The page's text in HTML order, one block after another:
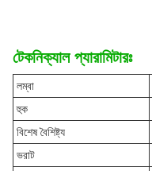
টেকনিক্যাল প্যারামিটারঃ
লম্বা
হুক
বিশেষ বৈশিষ্ট্য
ভরাট